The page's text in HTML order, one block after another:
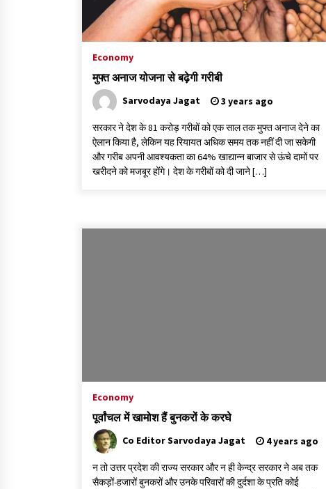
Economy
मुफ्त अनाज योजना से बढ़ेगी गरीबी
Sarvodaya Jagat 3 years ago
सरकार ने देश के 81 करोड़ गरीबों को एक साल तक मुफ्त अनाज देने का
ऐलान किया है, लेकिन यह रियायत अधिक समय तक नहीं दी जा सकेगी
और गरीब अपनी आवश्यकता का 64% खाद्यान्न बाजार से ऊंचे दामों पर
खरीदने को मजबूर होंगे। देश के गरीबों को दी जाने […]
Economy
पूर्वांचल में खामोश हैं बुनकरों के करघे
Co Editor Sarvodaya Jagat 4 years ago
न तो उत्तर प्रदेश की राज्य सरकार और न ही केन्द्र सरकार ने अब तक
सैकड़ों-हजारों बुनकरों और उनके परिवारों की दुर्दशा के प्रति कोई